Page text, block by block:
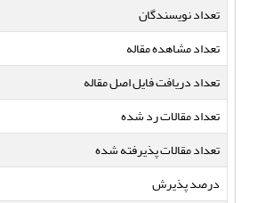
تعداد نویسندگان
تعداد مشاهده مقاله
تعداد دریافت فایل اصل مقاله
تعداد مقالات رد شده
تعداد مقالات پذیرفته شده
درصد پذیرش